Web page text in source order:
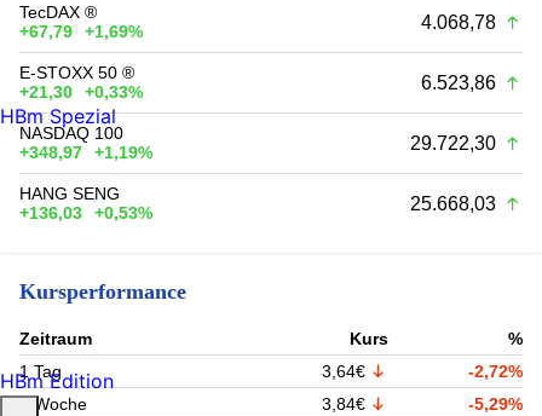
TecDAX ®
+67,79
+1,69% 4.068,78
E-STOXX 50 ®
+21,30
+0,33% 6.523,86
NASDAQ 100
+348,97
+1,19% 29.722,30
HANG SENG
+136,03
+0,53% 25.668,03
Kursperformance
Zeitraum Kurs
%
1 Tag
3,64€
-2,72%
1 Woche
3,84€
-5,29%
HBm Spezial
HBm Edition